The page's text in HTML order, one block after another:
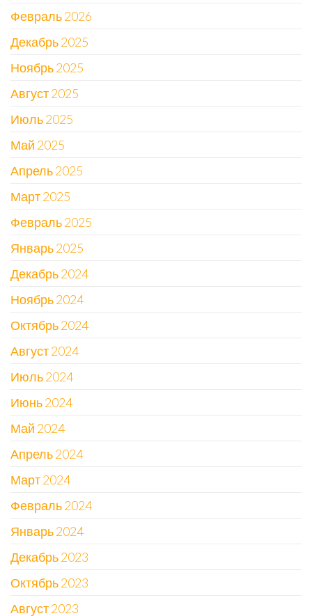
Февраль 2026
Декабрь 2025
Ноябрь 2025
Август 2025
Июль 2025
Май 2025
Апрель 2025
Март 2025
Февраль 2025
Январь 2025
Декабрь 2024
Ноябрь 2024
Октябрь 2024
Август 2024
Июль 2024
Июнь 2024
Май 2024
Апрель 2024
Март 2024
Февраль 2024
Январь 2024
Декабрь 2023
Октябрь 2023
Август 2023